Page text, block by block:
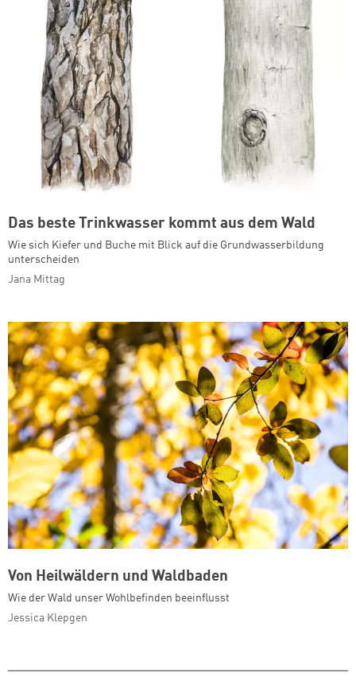
Das beste Trinkwasser kommt aus dem Wald
Wie sich Kiefer und Buche mit Blick auf die Grundwasserbildung
unterscheiden
Jana Mittag
Von Heilwäldern und Waldbaden
Wie der Wald unser Wohlbefinden beeinflusst
Jessica Klepgen